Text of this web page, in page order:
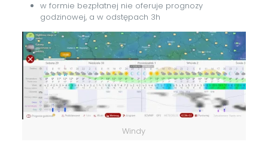
w formie bezpłatnej nie oferuje prognozy
godzinowej, a w odstępach 3h
Windy